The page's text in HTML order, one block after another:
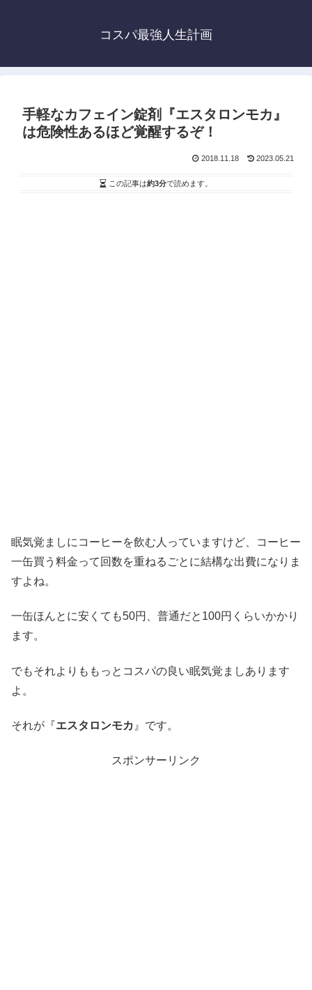
コスパ最強人生計画
手軽なカフェイン錠剤『エスタロンモカ』
は危険性あるほど覚醒するぞ！
2018.11.18 2023.05.21
この記事は約3分で読めます。
眠気覚ましにコーヒーを飲む人っていますけど、コーヒー
一缶買う料金って回数を重ねるごとに結構な出費になりま
すよね。
一缶ほんとに安くても50円、普通だと100円くらいかかり
ます。
でもそれよりももっとコスパの良い眠気覚ましあります
よ。
それが『エスタロンモカ 』です。
スポンサーリンク